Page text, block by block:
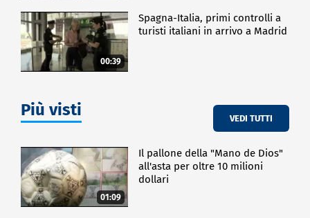
00:39
Spagna-Italia, primi controlli a
turisti italiani in arrivo a Madrid
Più visti VEDI TUTTI
01:09
Il pallone della "Mano de Dios"
all'asta per oltre 10 milioni
dollari